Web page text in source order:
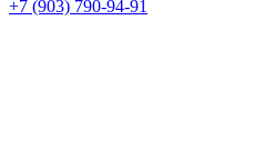
+7 (903) 790-94-91